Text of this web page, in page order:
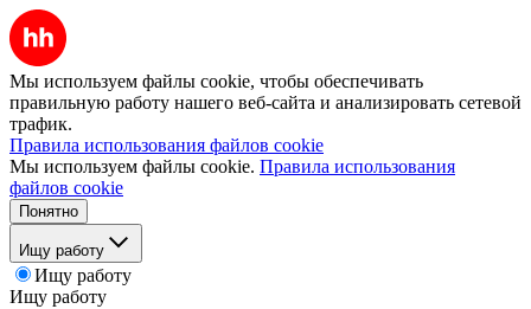
Мы используем файлы cookie, чтобы обеспечивать
правильную работу нашего веб-сайта и анализировать сетевой
трафик.
Правила использования файлов cookie
Мы используем файлы cookie. Правила использования
файлов cookie
Понятно
Ищу работу
Ищу работу
Ищу работу